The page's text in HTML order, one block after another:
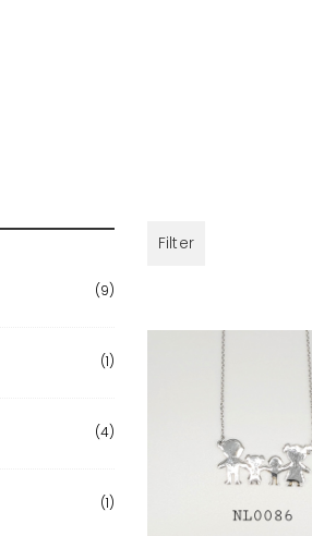
(9)
(1)
(4)
(1)
Filter